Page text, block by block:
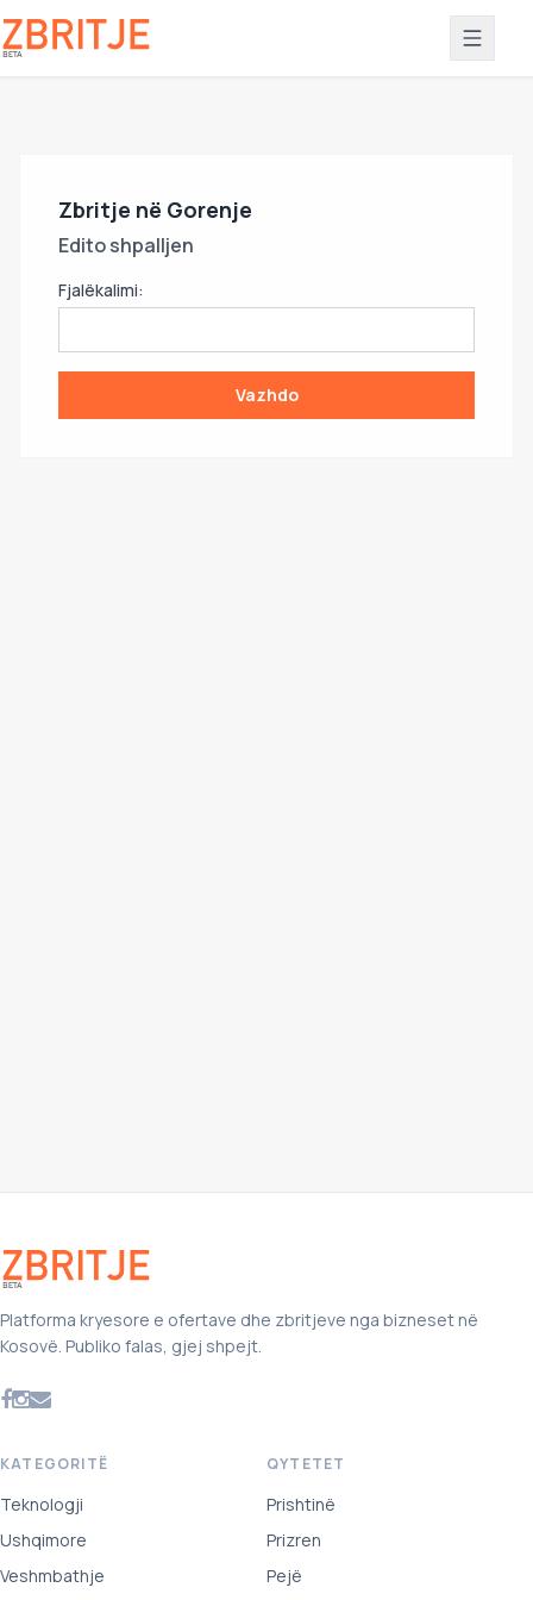
Zbritje në Gorenje
Edito shpalljen
Fjalëkalimi:
Vazhdo
Platforma kryesore e ofertave dhe zbritjeve nga bizneset në
Kosovë. Publiko falas, gjej shpejt.
KATEGORITË
Teknologji
Ushqimore
Veshmbathje
QYTETET
Prishtinë
Prizren
Pejë